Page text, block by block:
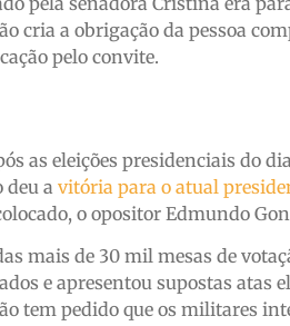
cria a obrigação da pessoa
pelo convite.
as eleições presidenciais do
deu a vitória para o atual
o opositor Edmundo
mais de 30 mil mesas de
e apresentou supostas atas
tem pedido que os militares